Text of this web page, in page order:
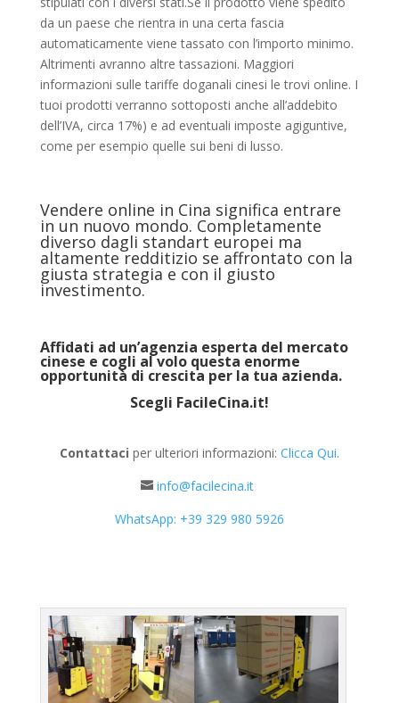
da un paese che rientra in una certa fascia
automaticamente viene tassato con l’importo minimo.
Altrimenti avranno altre tassazioni. Maggiori
informazioni sulle tariffe doganali cinesi le trovi online. I
tuoi prodotti verranno sottoposti anche all’addebito
dell’IVA, circa 17%) e ad eventuali imposte agiguntive,
come per esempio quelle sui beni di lusso.
Vendere online in Cina significa entrare
in un nuovo mondo. Completamente
diverso dagli standart europei ma
altamente redditizio se affrontato con la
giusta strategia e con il giusto
investimento.
Affidati ad un’agenzia esperta del mercato
cinese e cogli al volo questa enorme
opportunità di crescita per la tua azienda.
Scegli FacileCina.it!
Contattaci per ulteriori informazioni: Clicca Qui.
info@facilecina.it
WhatsApp: +39 329 980 5926